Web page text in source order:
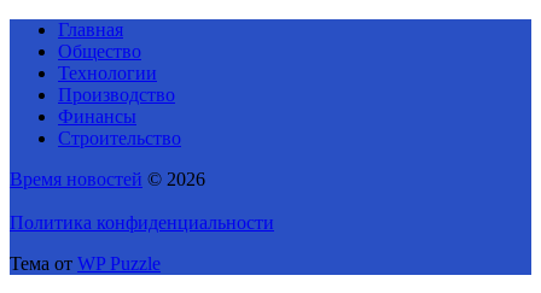
Главная
Общество
Технологии
Производство
Финансы
Строительство
Время новостей © 2026
Политика конфиденциальности
Тема от WP Puzzle